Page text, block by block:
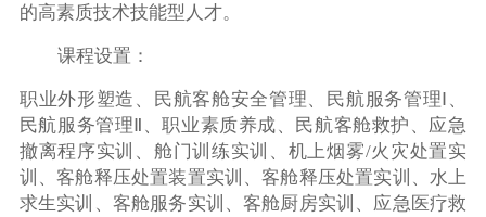
的高素质技术技能型人才。
课程设置：
职业外形塑造、民航客舱安全管理、民航服务管理Ⅰ、
民航服务管理Ⅱ、职业素质养成、民航客舱救护、应急
撤离程序实训、舱门训练实训、机上烟雾/火灾处置实
训、客舱释压处置装置实训、客舱释压处置实训、水上
求生实训、客舱服务实训、客舱厨房实训、应急医疗救